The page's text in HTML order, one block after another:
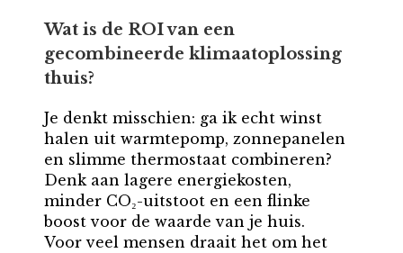
Wat is de ROI van een
gecombineerde klimaatoplossing
thuis?
Je denkt misschien: ga ik echt winst
halen uit warmtepomp, zonnepanelen
en slimme thermostaat combineren?
Denk aan lagere energiekosten,
minder CO₂-uitstoot en een flinke
boost voor de waarde van je huis.
Voor veel mensen draait het om het